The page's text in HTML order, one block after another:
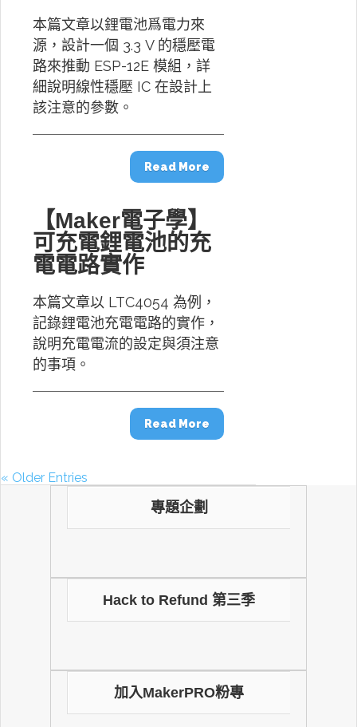
本篇文章以鋰電池爲電力來
源，設計一個 3.3 V 的穩壓電
路來推動 ESP-12E 模組，詳
細說明線性穩壓 IC 在設計上
該注意的參數。
Read More
【Maker電子學】
可充電鋰電池的充
電電路實作
本篇文章以 LTC4054 為例，
記錄鋰電池充電電路的實作，
說明充電電流的設定與須注意
的事項。
Read More
« Older Entries
專題企劃
Hack to Refund 第三季
加入MakerPRO粉專